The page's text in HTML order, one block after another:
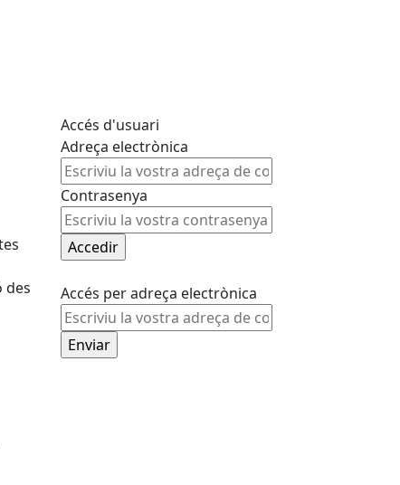
des
Accés d'usuari
Adreça electrònica
Contrasenya
Accés per adreça electrònica